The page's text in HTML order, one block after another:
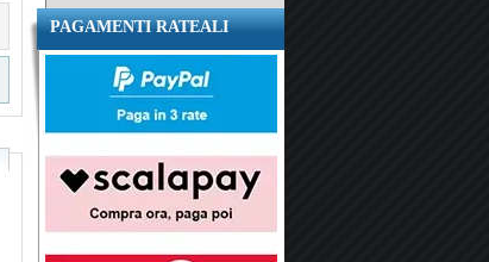
PAGAMENTI RATEALI